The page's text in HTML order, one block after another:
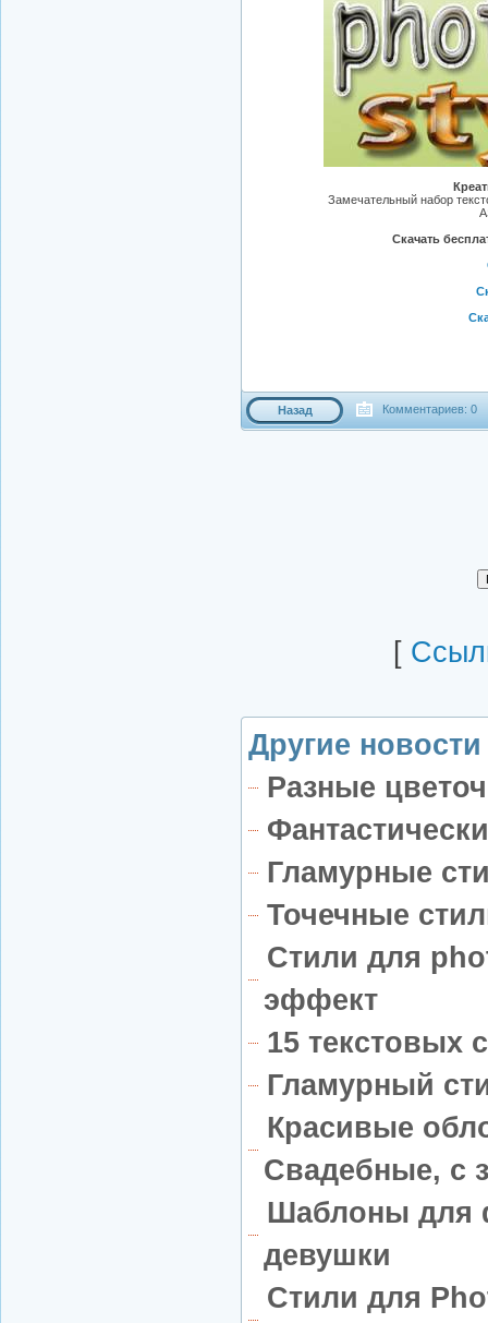
Замечательный набор
Скачать
Назад Комментариев: 0
[
Другие
Разные
Гламурные
Точечные
Стили для
эффект
15 текстовых
Гламурный
Красивые
Свадебные, с
Шаблоны для
девушки
Стили для